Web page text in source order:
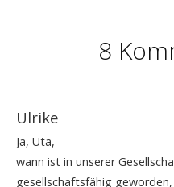
8
Ulrike
Ja, Uta,
wann ist in unserer
gesellschaftsfähig